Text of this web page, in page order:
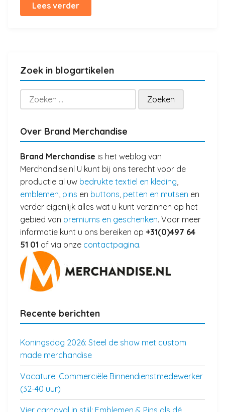
Lees verder
Zoek in blogartikelen
Zoeken
naar:
Over Brand Merchandise
Brand Merchandise is het weblog van
Merchandise.nl U kunt bij ons terecht voor de
productie al uw bedrukte textiel en kleding,
emblemen, pins en buttons, petten en mutsen en
verder eigenlijk alles wat u kunt verzinnen op het
gebied van premiums en geschenken. Voor meer
informatie kunt u ons bereiken op +31(0)497 64
51 01 of via onze contactpagina.
Recente berichten
Koningsdag 2026: Steel de show met custom
made merchandise
Vacature: Commerciële Binnendienstmedewerker
(32-40 uur)
Vier carnaval in stijl: Emblemen & Pins als dé